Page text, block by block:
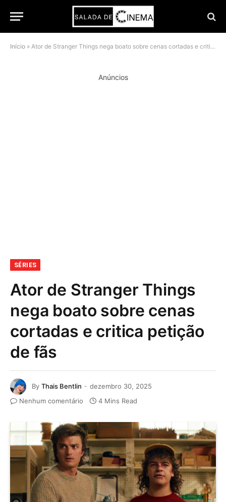
Início » Ator de Stranger Things nega boato sobre cenas cortadas e critica petição de fãs
Anúncios
SÉRIES
Ator de Stranger Things
nega boato sobre cenas
cortadas e critica petição
de fãs
By Thais Bentlin
dezembro 30, 2025
Nenhum comentário
4 Mins Read